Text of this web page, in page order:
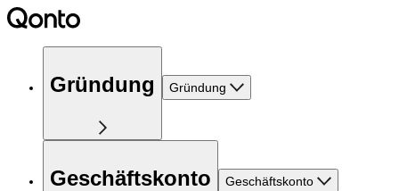
Gründung Gründung
Geschäftskonto Geschäftskonto